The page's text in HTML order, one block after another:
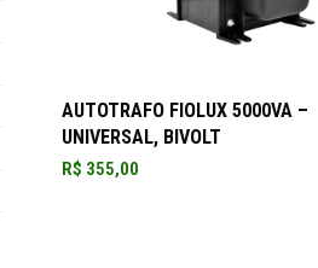
ADICIONAR AO CARRINHO
AUTOTRAFO FIOLUX 5000VA –
UNIVERSAL, BIVOLT
R$ 355,00